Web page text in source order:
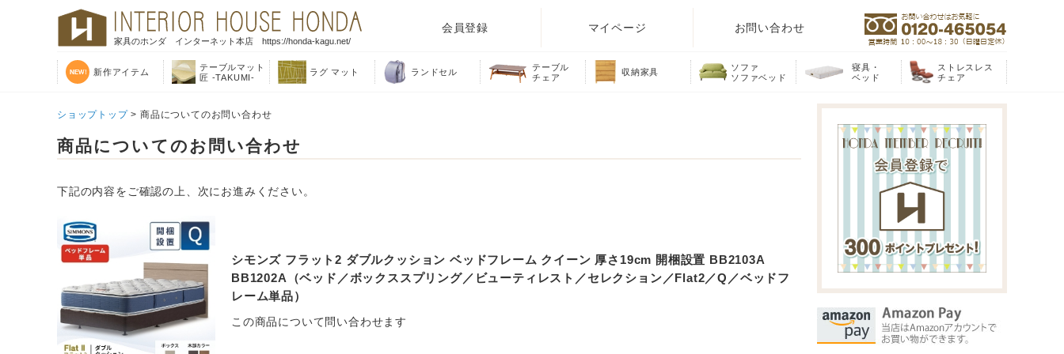
家具のホンダ インターネット本店 https://honda-kagu.net/
会員登録 マイページ お問い合わせ
新作アイテム
テーブルマット
匠 -TAKUMI-
ラグ マット ランドセル
テーブル
チェア
収納家具
ソファ
ソファベッド
寝具・
ベッド
ストレスレス
チェア
ショップトップ> 商品についてのお問い合わせ
商品についてのお問い合わせ
下記の内容をご確認の上、次にお進みください。
シモンズ フラット2 ダブルクッション ベッドフレーム クイーン 厚さ19cm 開梱設置 BB2103A
BB1202A（ベッド／ボックススプリング／ビューティレスト／セレクション／Flat2／Q／ベッドフ
レーム単品）
この商品について問い合わせます